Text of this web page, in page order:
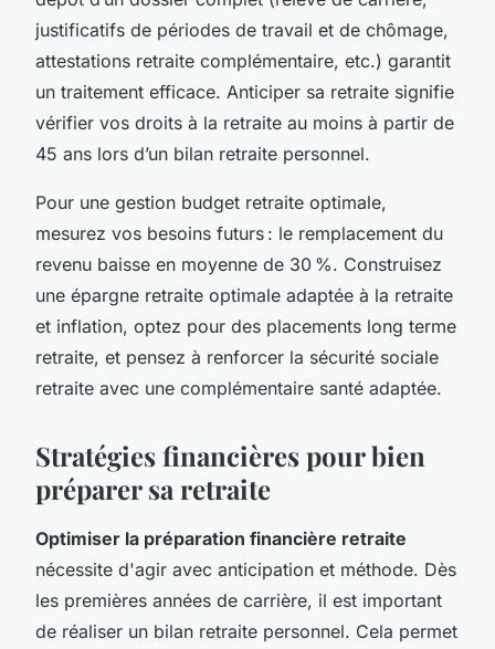
justificatifs de périodes de travail et de chômage,
attestations retraite complémentaire, etc.) garantit
un traitement efficace. Anticiper sa retraite signifie
vérifier vos droits à la retraite au moins à partir de
45 ans lors d’un bilan retraite personnel.
Pour une gestion budget retraite optimale,
mesurez vos besoins futurs : le remplacement du
revenu baisse en moyenne de 30 %. Construisez
une épargne retraite optimale adaptée à la retraite
et inflation, optez pour des placements long terme
retraite, et pensez à renforcer la sécurité sociale
retraite avec une complémentaire santé adaptée.
Stratégies financières pour bien
préparer sa retraite
Optimiser la préparation financière retraite
nécessite d'agir avec anticipation et méthode. Dès
les premières années de carrière, il est important
de réaliser un bilan retraite personnel. Cela permet